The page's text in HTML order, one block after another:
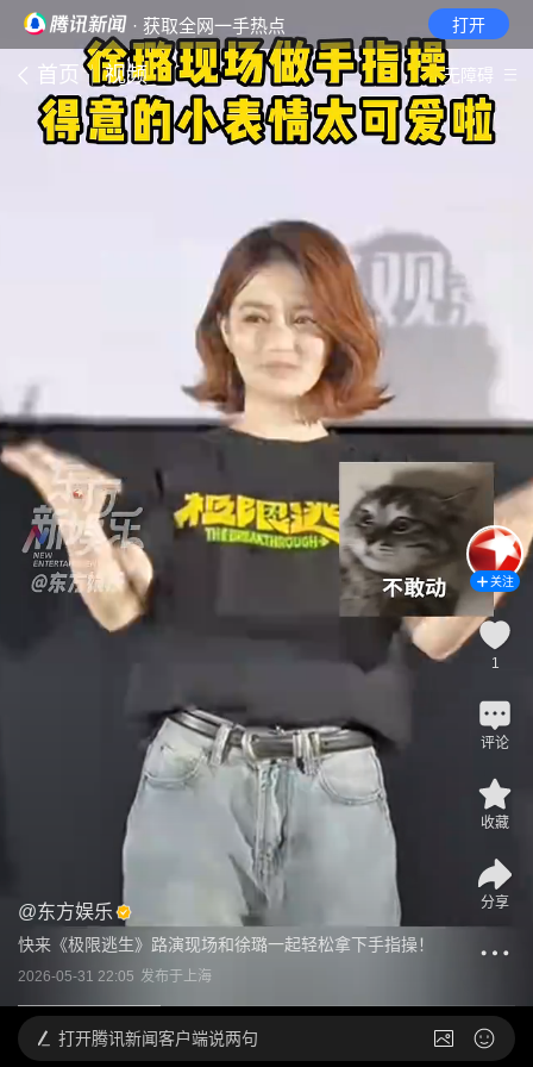
· 获取全网一手热点 打开
首页 视频 无障碍
@东方娱乐
快来《极限逃生》路演现场和徐璐一起轻松拿下手指操！
2026-05-31 22:05 发布于上海
关注
1
评论
收藏
分享
打开腾讯新闻客户端说两句